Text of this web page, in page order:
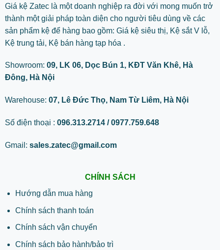
Giá kệ Zatec là một doanh nghiệp ra đời với mong muốn trở
thành một giải pháp toàn diện cho người tiêu dùng về các
sản phẩm kệ để hàng bao gồm: Giá kệ siêu thị, Kệ sắt V lỗ,
Kệ trung tải, Kệ bán hàng tạp hóa .
Showroom: 09, LK 06, Dọc Bún 1, KĐT Văn Khê, Hà
Đông, Hà Nội
Warehouse: 07, Lê Đức Thọ, Nam Từ Liêm, Hà Nội
Số điện thoại : 096.313.2714 / 0977.759.648
Gmail: sales.zatec@gmail.com
CHÍNH SÁCH
Hướng dẫn mua hàng
Chính sách thanh toán
Chính sách vận chuyển
Chính sách bảo hành/bảo trì